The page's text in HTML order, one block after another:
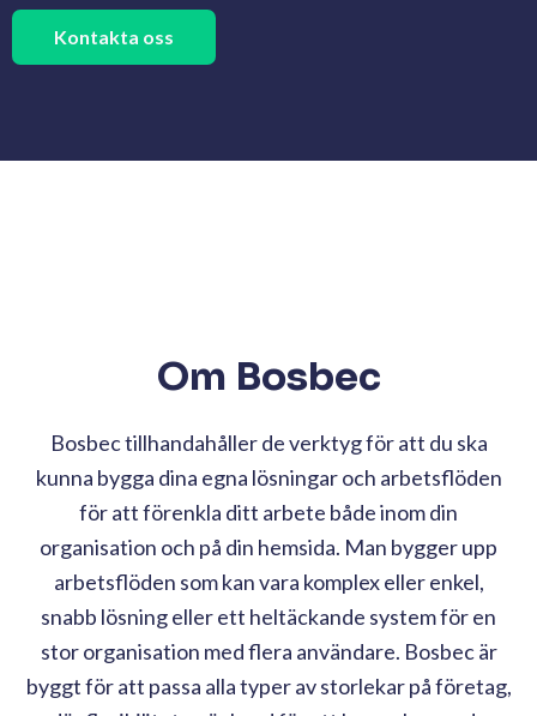
Kontakta oss
Om Bosbec
Bosbec tillhandahåller de verktyg för att du ska
kunna bygga dina egna lösningar och arbetsflöden
för att förenkla ditt arbete både inom din
organisation och på din hemsida. Man bygger upp
arbetsflöden som kan vara komplex eller enkel,
snabb lösning eller ett heltäckande system för en
stor organisation med flera användare. Bosbec är
byggt för att passa alla typer av storlekar på företag,